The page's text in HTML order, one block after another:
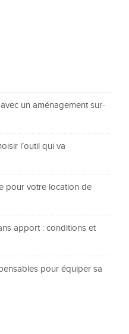
un aménagement sur-
l’outil qui va
pour votre location de
apport : conditions et
pour équiper sa